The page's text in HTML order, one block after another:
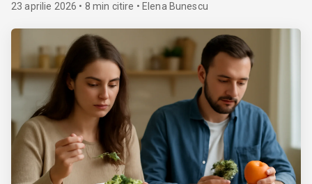
23 aprilie 2026 • 8 min citire • Elena Bunescu